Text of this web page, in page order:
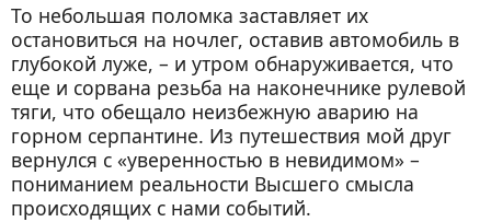
То небольшая поломка заставляет их
остановиться на ночлег, оставив автомобиль в
глубокой луже, – и утром обнаруживается, что
еще и сорвана резьба на наконечнике рулевой
тяги, что обещало неизбежную аварию на
горном серпантине. Из путешествия мой друг
вернулся с «уверенностью в невидимом» –
пониманием реальности Высшего смысла
происходящих с нами событий.